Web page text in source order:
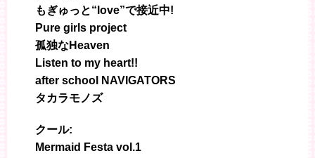
もぎゅっと“love”で接近中!
Pure girls project
孤独なHeaven
Listen to my heart!!
after school NAVIGATORS
タカラモノズ
クール:
Mermaid Festa vol.1